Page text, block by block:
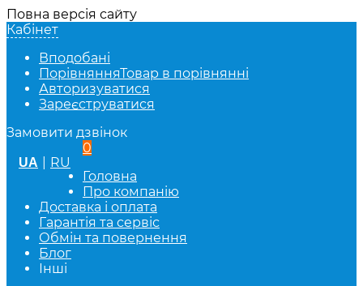
Повна версія сайту
Кабінет
Вподобані
ПорівнянняТовар в порівнянні
Авторизуватися
Зареєструватися
Замовити дзвінок
UA RU
0
Головна
Про компанію
Доставка і оплата
Гарантія та сервіс
Обмін та повернення
Блог
Інші